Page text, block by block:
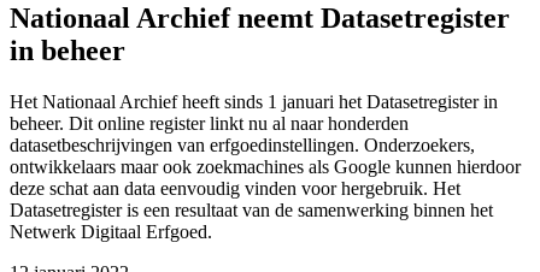
Nationaal Archief neemt Datasetregister
in beheer
Het Nationaal Archief heeft sinds 1 januari het Datasetregister in
beheer. Dit online register linkt nu al naar honderden
datasetbeschrijvingen van erfgoedinstellingen. Onderzoekers,
ontwikkelaars maar ook zoekmachines als Google kunnen hierdoor
deze schat aan data eenvoudig vinden voor hergebruik. Het
Datasetregister is een resultaat van de samenwerking binnen het
Netwerk Digitaal Erfgoed.